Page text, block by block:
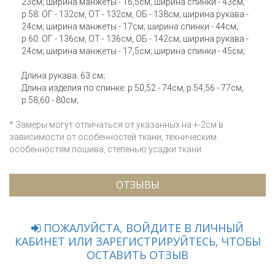
р.58: ОГ - 132см, ОТ - 132см, ОБ - 138см; ширина рукава -
24см; ширина манжеты - 17см; ширина спинки - 44см;
р.60: ОГ - 136см, ОТ - 136см, ОБ - 142см; ширина рукава -
24см; ширина манжеты - 17,5см; ширина спинки - 45см;
Длина рукава: 63 см;
Длина изделия по спинке: р.50,52 - 74см, р.54,56 - 77см,
р.58,60 - 80см;
* Замеры могут отличаться от указанных на +-2см в
зависимости от особенностей ткани, техническим
особенностям пошива, степенью усадки ткани.
ОТЗЫВЫ
ПОЖАЛУЙСТА, ВОЙДИТЕ В ЛИЧНЫЙ
КАБИНЕТ ИЛИ ЗАРЕГИСТРИРУЙТЕСЬ, ЧТОБЫ
ОСТАВИТЬ ОТЗЫВ